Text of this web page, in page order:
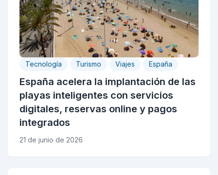
Tecnología Turismo Viajes España
España acelera la implantación de las
playas inteligentes con servicios
digitales, reservas online y pagos
integrados
21 de junio de 2026